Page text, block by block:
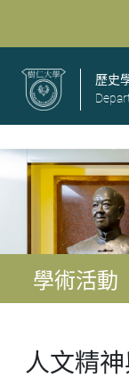
歷史
學術活動
人文精